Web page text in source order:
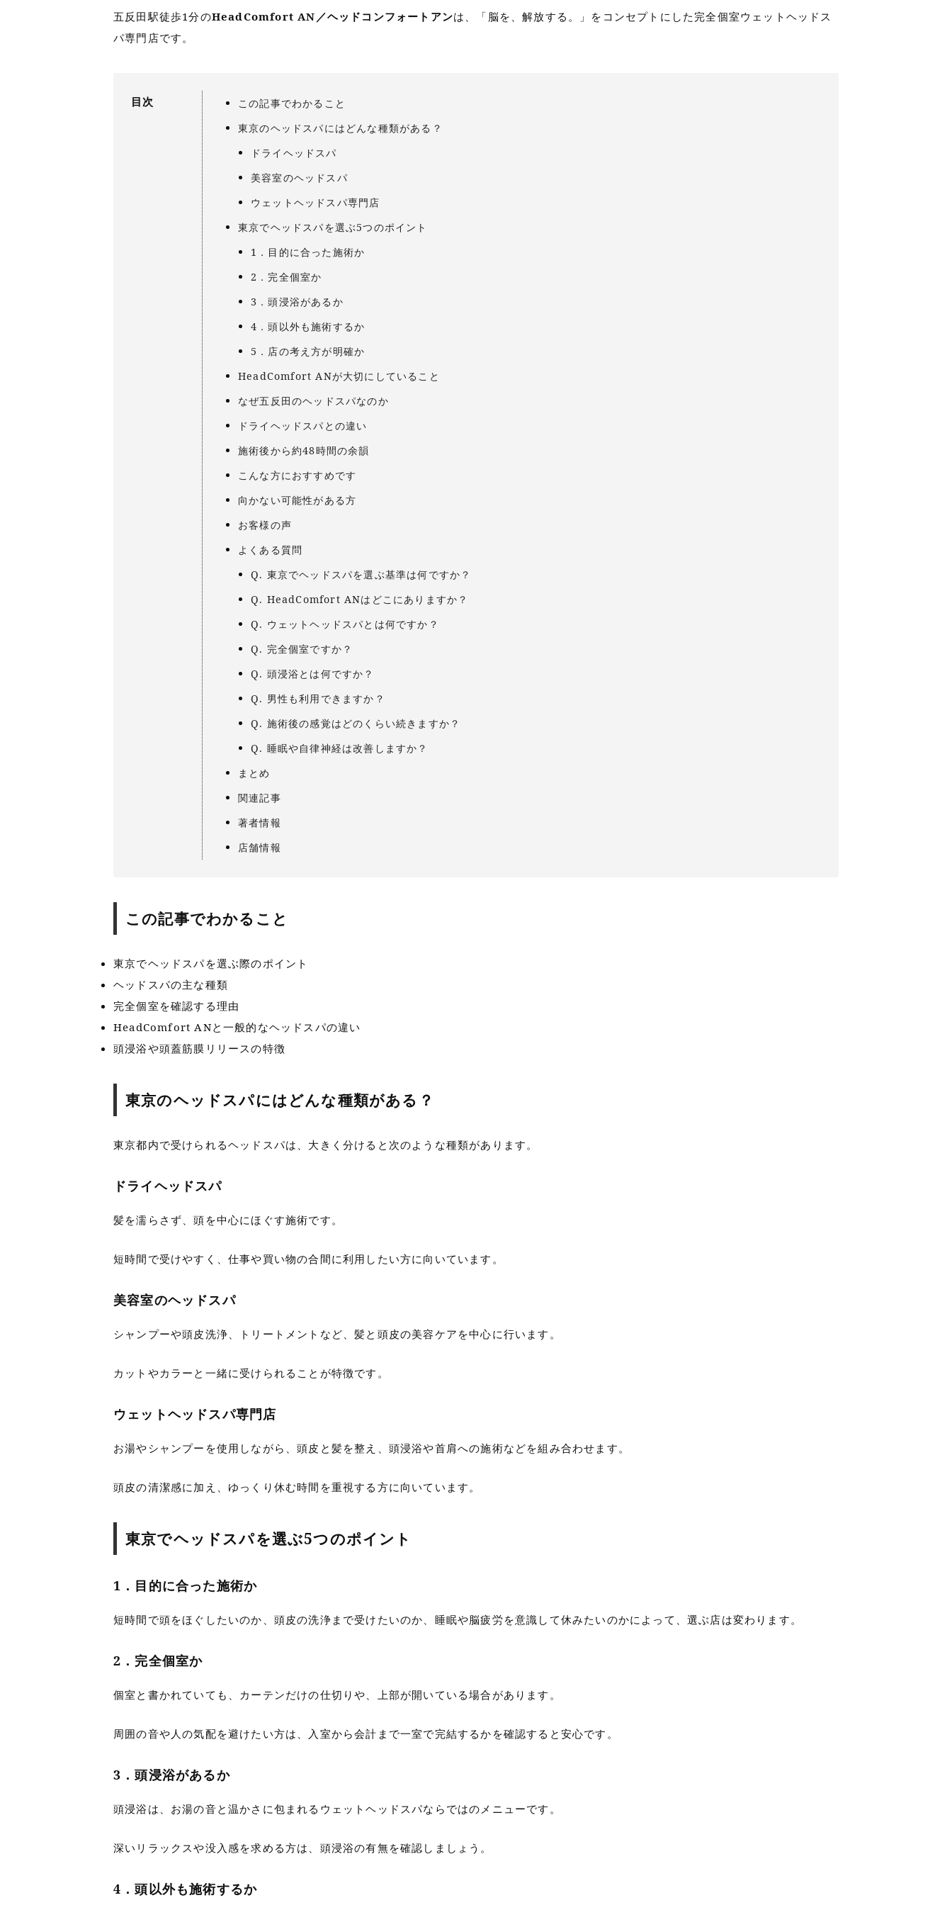
五反田駅徒歩1分のHeadComfort AN／ヘッドコンフォートアンは、「脳を、解放する。」をコンセプトにした完全個室ウェットヘッドス
パ専門店です。
目次
この記事でわかること
東京のヘッドスパにはどんな種類がある？
ドライヘッドスパ
美容室のヘッドスパ
ウェットヘッドスパ専門店
東京でヘッドスパを選ぶ5つのポイント
1．目的に合った施術か
2．完全個室か
3．頭浸浴があるか
4．頭以外も施術するか
5．店の考え方が明確か
HeadComfort ANが大切にしていること
なぜ五反田のヘッドスパなのか
ドライヘッドスパとの違い
施術後から約48時間の余韻
こんな方におすすめです
向かない可能性がある方
お客様の声
よくある質問
Q. 東京でヘッドスパを選ぶ基準は何ですか？
Q. HeadComfort ANはどこにありますか？
Q. ウェットヘッドスパとは何ですか？
Q. 完全個室ですか？
Q. 頭浸浴とは何ですか？
Q. 男性も利用できますか？
Q. 施術後の感覚はどのくらい続きますか？
Q. 睡眠や自律神経は改善しますか？
まとめ
関連記事
著者情報
店舗情報
この記事でわかること
東京でヘッドスパを選ぶ際のポイント
ヘッドスパの主な種類
完全個室を確認する理由
HeadComfort ANと一般的なヘッドスパの違い
頭浸浴や頭蓋筋膜リリースの特徴
東京のヘッドスパにはどんな種類がある？
東京都内で受けられるヘッドスパは、大きく分けると次のような種類があります。
ドライヘッドスパ
髪を濡らさず、頭を中心にほぐす施術です。
短時間で受けやすく、仕事や買い物の合間に利用したい方に向いています。
美容室のヘッドスパ
シャンプーや頭皮洗浄、トリートメントなど、髪と頭皮の美容ケアを中心に行います。
カットやカラーと一緒に受けられることが特徴です。
ウェットヘッドスパ専門店
お湯やシャンプーを使用しながら、頭皮と髪を整え、頭浸浴や首肩への施術などを組み合わせます。
頭皮の清潔感に加え、ゆっくり休む時間を重視する方に向いています。
東京でヘッドスパを選ぶ5つのポイント
1．目的に合った施術か
短時間で頭をほぐしたいのか、頭皮の洗浄まで受けたいのか、睡眠や脳疲労を意識して休みたいのかによって、選ぶ店は変わります。
2．完全個室か
個室と書かれていても、カーテンだけの仕切りや、上部が開いている場合があります。
周囲の音や人の気配を避けたい方は、入室から会計まで一室で完結するかを確認すると安心です。
3．頭浸浴があるか
頭浸浴は、お湯の音と温かさに包まれるウェットヘッドスパならではのメニューです。
深いリラックスや没入感を求める方は、頭浸浴の有無を確認しましょう。
4．頭以外も施術するか